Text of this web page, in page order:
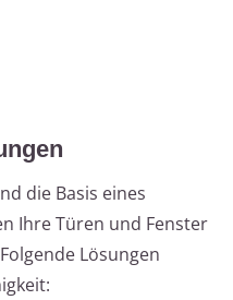
die Basis eines
Ihre Türen und Fenster
Lösungen